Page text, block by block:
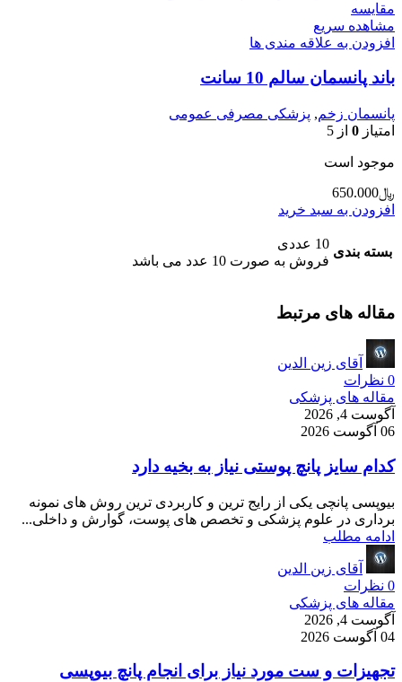
مقایسه
مشاهده سریع
افزودن به علاقه مندی ها
باند پانسمان سالم 10 سانت
پانسمان زخم, پزشکی مصرفی عمومی
امتیاز 0 از 5
موجود است
﷼650.000
افزودن به سبد خرید
بسته بندی
10 عددی
فروش به صورت 10 عدد می باشد
مقاله های مرتبط
آقای زین الدین
0 نظرات
مقاله های پزشکی
آگوست 4, 2026
06 آگوست 2026
کدام سایز پانچ پوستی نیاز به بخیه دارد
بیوپسی پانچی یکی از رایج ترین و کاربردی ترین روش های نمونه
برداری در علوم پزشکی و تخصص های پوست، گوارش و داخلی...
ادامه مطلب
آقای زین الدین
0 نظرات
مقاله های پزشکی
آگوست 4, 2026
04 آگوست 2026
تجهیزات و ست مورد نیاز برای انجام پانچ بیوپسی